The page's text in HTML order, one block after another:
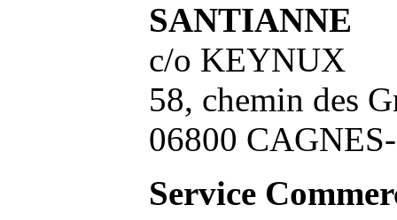
SANTIANNE
c/o KEYNUX
58, chemin des
06800
Service